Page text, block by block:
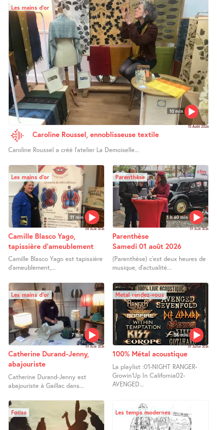
10 min
Les mains d’or
15 Août 2026
Caroline Roussel, ennoblisseuse textile
Caroline Roussel a créé l’atelier La Demoiselle...
11 min
Les mains d’or
08 Août 2026
Camille Blasco Yago,
tapissière d’ameublement
Camille Blasco Yago est tapissière
d’ameublement,...
1 h 60 min
Parenthèse
01 Août 2026
Parenthèse
Samedi 01 août 2026
(Parenthèse) c’est deux heures de
musique, d’actualité...
7 min
Les mains d’or
01 Août 2026
Catherine Durand-Jenny,
abajouriste
Catherine Durand-Jenny est
abajouriste à Gaillac dans...
58 min
Metal rendez-vous
31 Juillet 2026
100% Métal acoustique
La playlist :01-NIGHT RANGER-
Growin’Up In California02-
AVENGED...
Focus Les temps modernes